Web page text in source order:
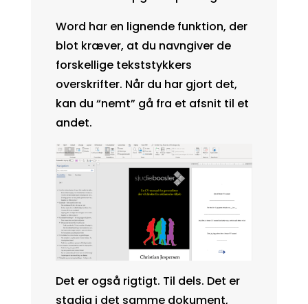
Word har en lignende funktion, der
blot kræver, at du navngiver de
forskellige tekststykkers
overskrifter. Når du har gjort det,
kan du “nemt” gå fra et afsnit til et
andet.
Det er også rigtigt. Til dels. Det er
stadig i det samme dokument,